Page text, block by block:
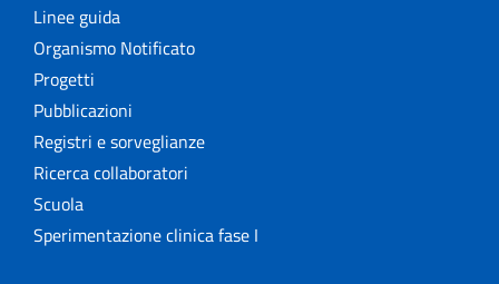
Linee guida
Organismo Notificato
Progetti
Pubblicazioni
Registri e sorveglianze
Ricerca collaboratori
Scuola
Sperimentazione clinica fase I